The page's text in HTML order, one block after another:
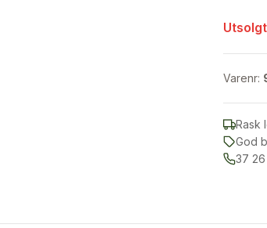
Utsolgt
Varenr:
Rask
God
37